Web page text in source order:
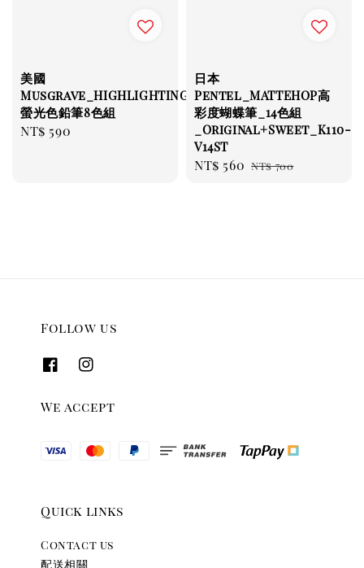
美國
Musgrave_HIGHLIGHTING_
螢光色鉛筆8色組
Regular
NT$ 590
日本
Pentel_MATTEHOP高
彩度蝴蝶筆_14色組
_Original+Sweet_K110-
V14ST
Sale
NT$ 560 Regular
NT$ 700
Follow us
We accept
Quick links
Contact us
配送相關